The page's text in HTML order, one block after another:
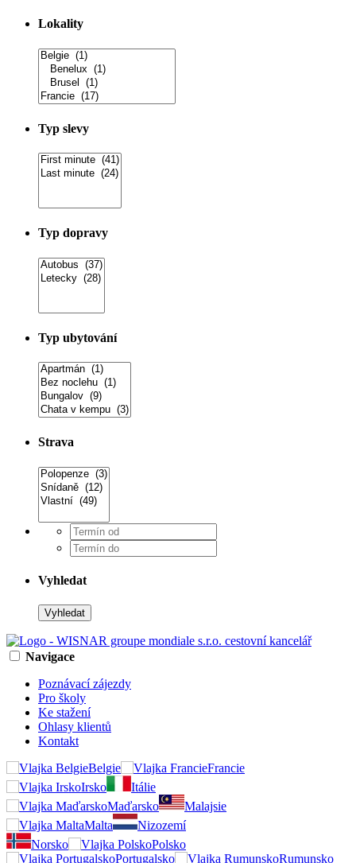
Lokality
Typ slevy
Typ dopravy
Typ ubytování
Strava
Vyhledat
Navigace
Poznávací zájezdy
Pro školy
Ke stažení
Ohlasy klientů
Kontakt
Belgie
Francie
Irsko
Itálie
Maďarsko
Malajsie
Malta
Nizozemí
Norsko
Polsko
Portugalsko
Rumunsko